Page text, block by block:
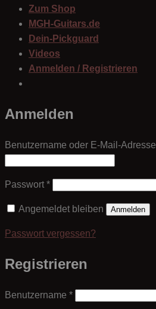
Zum Shop
MGH-Guitars.de
Dein-Pickguard
Videos
Anmelden / Registrieren
Anmelden
Benutzername oder E-Mail-Adresse
Passwort *Erforderlich
Angemeldet bleiben Anmelden
Passwort vergessen?
Registrieren
Benutzername *Erforderlich